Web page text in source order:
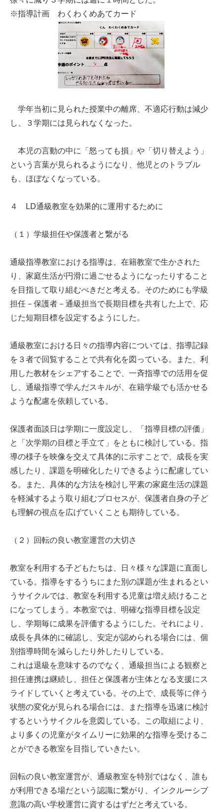
※指導計画 わくわくめあてカード
学年当初に見られた授業中の離席、不適応行動は減少
し、３学期には見られなくなった。
本児の言動の中に「怒っても損」や「切り替えよう」
という言葉が見られるようになり、他児とのトラブル
も、ほぼなくなっている。
４ LD通級教室を効果的に運用するために
（１）学級担任や保護者と繋がる
通級指導教室における指導は、在籍教室で生かされた
り、家庭生活が円滑に過ごせるようになったりすること
を目指して取り組むべきだと考える。そのためにも学級
担任－保護者－通級担当で長期目標を共有した上で、応
じた短期目標を設定するようにした。
通級教室における日々の指導内容については、指導記録
を３者で回覧することで共有化を図っている。また、利
用した教材をシェアすることで、一斉指導での活用を促
し、通級指導で学んだスキルが、在籍学級でも活かせる
ような配慮を依頼している。
保護者面談日は学期に一度設定し、「指導目標の評価」
と「次学期の目標と手立て」をともに検討している。指
導の様子を映像を交えて具体的に示すことで、成長を実
感したり、課題を明確化したりできるように配慮してい
る。また、具体的な方法を検討し平素の家庭生活の課題
を軽減するよう取り組むプロセスが、保護者自身の子ど
も理解の視点を広げていくことも期待している。
（２）回転の良い教室運営の大切さ
教室を利用する子どもたちは、日々様々な課題に直面し
ている。指導をするうちにまた別の課題が生まれるとい
うサイクルでは、教室を利用する児童は増え続けること
になってしまう。本教室では、明確な指導目標を設定
し、学期毎に成果を評価するようにした。それにより、
成長を具体的に確認し、安定が認められる場合には、個
別指導時間を減らしたり外したりしている。
これは退級を意味するのでなく、通級担当による観察と
担任連携は継続し、担任と保護者が主体となる支援にス
ライドしていくと考えている。その上で、成長等に伴う
状態の変化が見られる場合には、また指導を迅速に検討
するというサイクルを意図している。この取組により、
より多くの児童がタイムリーに効果的な指導を受けるこ
とができる教室を目指していきたい。
回転の良い教室運営が、通級教室を特別ではなく、誰も
が利用できる場だという認識に繋がり、インクルーシブ
意識の高い学校運営に資するはずだと考えている。